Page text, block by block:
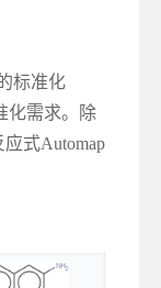
标准化
化需求。除
式Automap